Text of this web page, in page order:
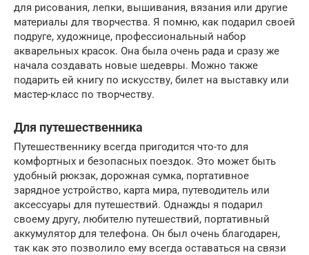
для рисования, лепки, вышивания, вязания или другие
материалы для творчества. Я помню, как подарил своей
подруге, художнице, профессиональный набор
акварельных красок. Она была очень рада и сразу же
начала создавать новые шедевры. Можно также
подарить ей книгу по искусству, билет на выставку или
мастер-класс по творчеству.
Для путешественника
Путешественнику всегда пригодится что-то для
комфортных и безопасных поездок. Это может быть
удобный рюкзак, дорожная сумка, портативное
зарядное устройство, карта мира, путеводитель или
аксессуары для путешествий. Однажды я подарил
своему другу, любителю путешествий, портативный
аккумулятор для телефона. Он был очень благодарен,
так как это позволило ему всегда оставаться на связи